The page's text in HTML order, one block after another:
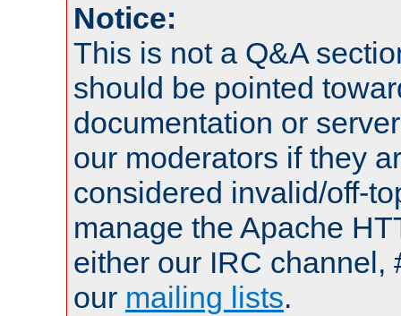
Notice:
This is not a Q&A
should be pointed
documentation or
our moderators if they
considered invalid/off-
manage the Apache
either our IRC channel,
our mailing lists.